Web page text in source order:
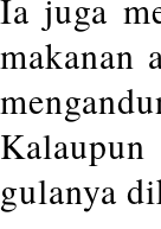
Ia juga
makanan
gulanya